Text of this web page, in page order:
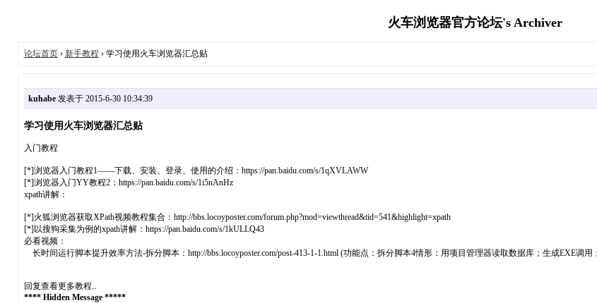
火车浏览器官方论坛's Archiver
论坛首页› 新手教程 › 学习使用火车浏览器汇总贴
kuhabe发表于 2015-6-30 10:34:39
学习使用火车浏览器汇总贴
入门教程
[*]浏览器入门教程1——下载、安装、登录、使用的介绍：https://pan.baidu.com/s/1qXVLAWW
[*]浏览器入门YY教程2：https://pan.baidu.com/s/1i5nAnHz
xpath讲解：
[*]火狐浏览器获取XPath视频教程集合：http://bbs.locoyposter.com/forum.php?mod=viewthread&tid=541&highlight=xpath
[*]以搜狗采集为例的xpath讲解：https://pan.baidu.com/s/1kULLQ43
必看视频：
长时间运行脚本提升效率方法-拆分脚本：http://bbs.locoyposter.com/post-413-1-1.html (功能点：拆分脚本4情形：用项目管理器读取数据库；生成EXE调
回复查看更多教程..
**** Hidden Message *****